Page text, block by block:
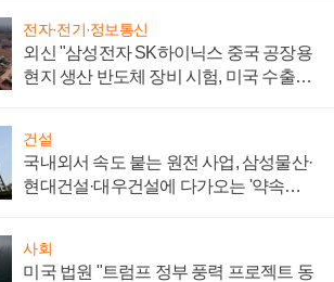
전자·전기·정보통신
외신 "삼성전자 SK하이닉스 중국 공장용
현지 생산 반도체 장비 시험, 미국 수출통
건설
국내외서 속도 붙는 원전 사업, 삼성물산·
현대건설·대우건설에 다가오는 '약속의
사회
미국 법원 "트럼프 정부 풍력 프로젝트 동